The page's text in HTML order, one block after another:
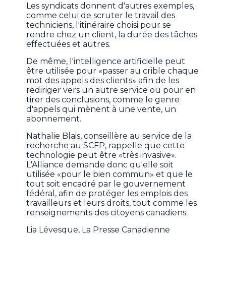
Les syndicats donnent d'autres exemples,
comme celui de scruter le travail des
techniciens, l'itinéraire choisi pour se
rendre chez un client, la durée des tâches
effectuées et autres.
De même, l'intelligence artificielle peut
être utilisée pour «passer au crible chaque
mot des appels des clients» afin de les
rediriger vers un autre service ou pour en
tirer des conclusions, comme le genre
d'appels qui mènent à une vente, un
abonnement.
Nathalie Blais, conseillère au service de la
recherche au SCFP, rappelle que cette
technologie peut être «très invasive».
L'Alliance demande donc qu'elle soit
utilisée «pour le bien commun» et que le
tout soit encadré par le gouvernement
fédéral, afin de protéger les emplois des
travailleurs et leurs droits, tout comme les
renseignements des citoyens canadiens.
Lia Lévesque, La Presse Canadienne